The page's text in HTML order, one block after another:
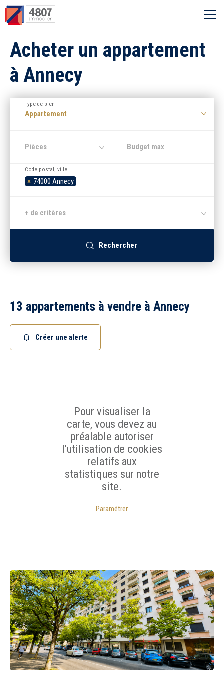
Vente
Location
Syndic
Estimer
Nos agences
Recherche par ville
Ouvrir le menu
Acheter un appartement
à Annecy
Appartement
Type de bien
Pièces
× 74000 Annecy
Code postal, ville
+ de critères
Rechercher
13 appartements à vendre à Annecy
Créer une alerte
Pour visualiser la
carte, vous devez au
préalable autoriser
l'utilisation de cookies
relatifs aux
statistiques sur notre
site.
Paramétrer